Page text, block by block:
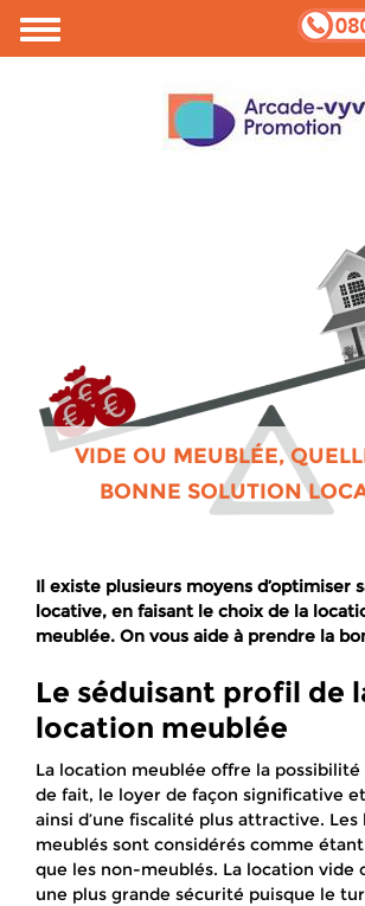
VIDE OU MEUBLÉE,
BONNE SOLUTION
Il existe plusieurs moyens d’optimiser
locative, en faisant le choix de la
meublée. On vous aide à prendre la
Le séduisant profil de
location meublée
La location meublée offre la possibilité
de fait, le loyer de façon significative
ainsi d’une fiscalité plus attractive.
meublés sont considérés comme
que les non-meublés. La location vide
une plus grande sécurité puisque le